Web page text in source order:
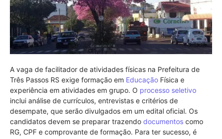
A vaga de facilitador de atividades físicas na Prefeitura de
Três Passos RS exige formação em Educação Física e
experiência em atividades em grupo. O processo seletivo
inclui análise de currículos, entrevistas e critérios de
desempate, que serão divulgados em um edital oficial. Os
candidatos devem se preparar trazendo documentos como
RG, CPF e comprovante de formação. Para ter sucesso, é